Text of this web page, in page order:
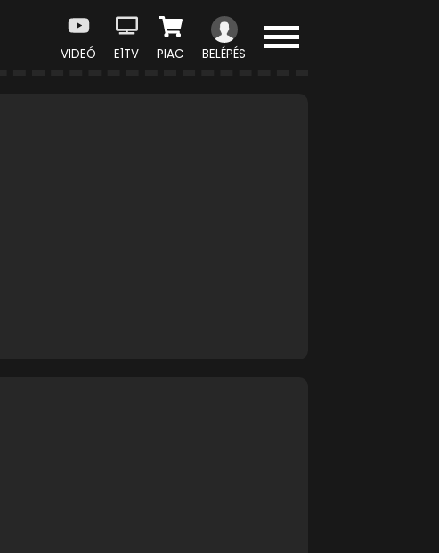
VIDEÓ E1TV PIAC BELÉPÉS